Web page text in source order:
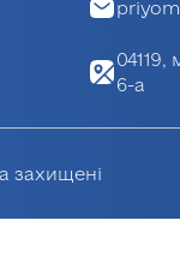
04119,
6-а
захищені